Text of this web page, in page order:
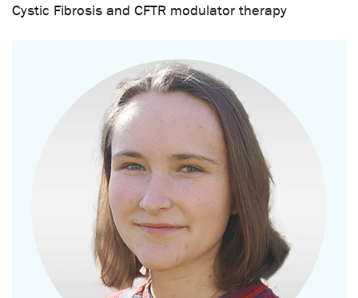
Cystic Fibrosis and CFTR modulator therapy